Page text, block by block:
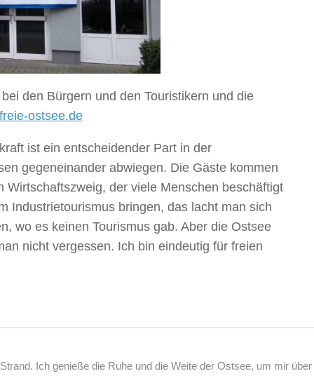
den Bürgern und den Touristikern und die
ostsee.de
ist ein entscheidender Part in der
gegeneinander abwiegen. Die Gäste kommen
der viele Menschen beschäftigt
Industrietourismus bringen, das lacht man sich
wo es keinen Tourismus gab. Aber die Ostsee
nicht vergessen. Ich bin eindeutig für freien
Ich genieße die Ruhe und die Weite der Ostsee, um mir über